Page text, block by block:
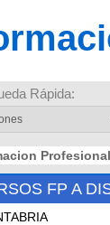
Rápida:
Profesional
FP A